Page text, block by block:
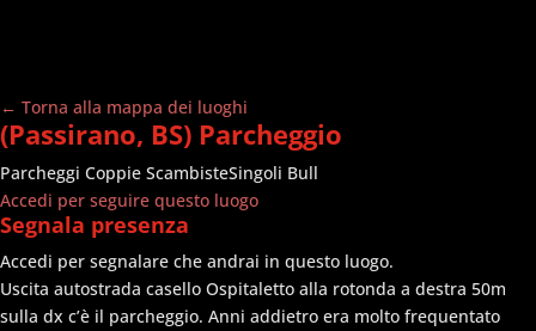
← Torna alla mappa dei luoghi
(Passirano, BS) Parcheggio
Parcheggi Coppie ScambisteSingoli Bull
Accedi per seguire questo luogo
Segnala presenza
Accedi per segnalare che andrai in questo luogo.
Uscita autostrada casello Ospitaletto alla rotonda a destra 50m
sulla dx c’è il parcheggio. Anni addietro era molto frequentato